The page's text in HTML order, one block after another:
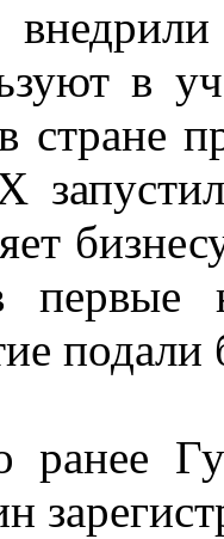
в
в стране
первые